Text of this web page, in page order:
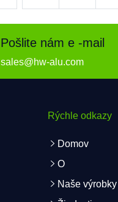
Pošlite nám e -mail
sales@hw-alu.com
Rýchle odkazy
Domov
O
Naše výrobky